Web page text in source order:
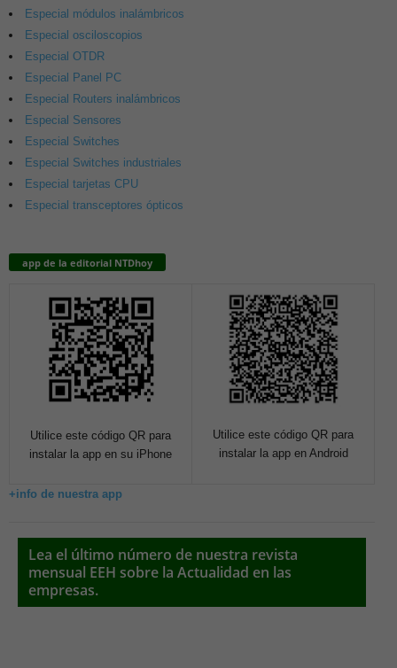
Especial módulos inalámbricos
Especial osciloscopios
Especial OTDR
Especial Panel PC
Especial Routers inalámbricos
Especial Sensores
Especial Switches
Especial Switches industriales
Especial tarjetas CPU
Especial transceptores ópticos
app de la editorial NTDhoy
Utilice este código QR para
instalar la app en su iPhone
Utilice este código QR para
instalar la app en Android
+info de nuestra app
Lea el último número de nuestra revista
mensual EEH sobre la Actualidad en las
empresas.